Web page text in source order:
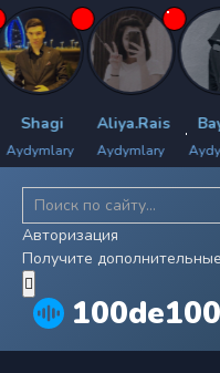
Shagi Aliya.Rais
Aydymlary
100de100
Авторизация
Получите